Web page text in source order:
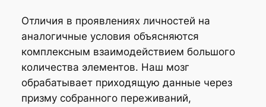
Отличия в проявлениях личностей на
аналогичные условия объясняются
комплексным взаимодействием большого
количества элементов. Наш мозг
обрабатывает приходящую данные через
призму собранного переживаний,